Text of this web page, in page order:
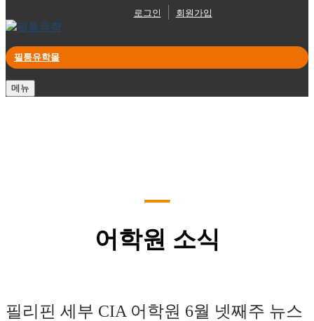
로그인 회원가입
필통유학몰
메뉴
어학원 소식
필리핀 세부 CIA 어학원 6월 넷째주 뉴스